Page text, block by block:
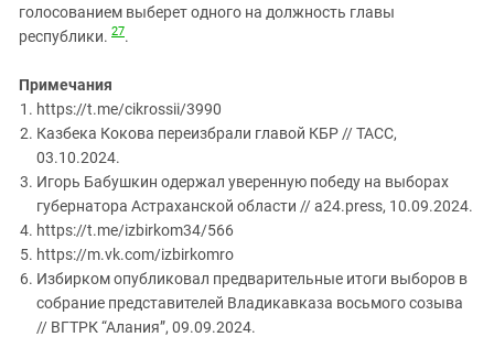
голосованием выберет одного на должность главы
республики. 27.
Примечания
https://t.me/cikrossii/3990
Казбека Кокова переизбрали главой КБР // ТАСС,
03.10.2024.
Игорь Бабушкин одержал уверенную победу на выборах
губернатора Астраханской области // a24.press, 10.09.2024.
https://t.me/izbirkom34/566
https://m.vk.com/izbirkomro
Избирком опубликовал предварительные итоги выборов в
собрание представителей Владикавказа восьмого созыва
// ВГТРК “Алания”, 09.09.2024.